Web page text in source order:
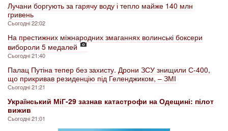
Лучани боргують за гарячу воду і тепло майже 140 млн
гривень
Сьогодні 22:02
На престижних міжнародних змаганнях волинські боксери
вибороли 5 медалей
Сьогодні 21:40
Палац Путіна тепер без захисту. Дрони ЗСУ знищили С-400,
що прикривав резиденцію під Геленджиком, – ЗМІ
Сьогодні 21:21
Український МіГ-29 зазнав катастрофи на Одещині: пілот
вижив
Сьогодні 21:01